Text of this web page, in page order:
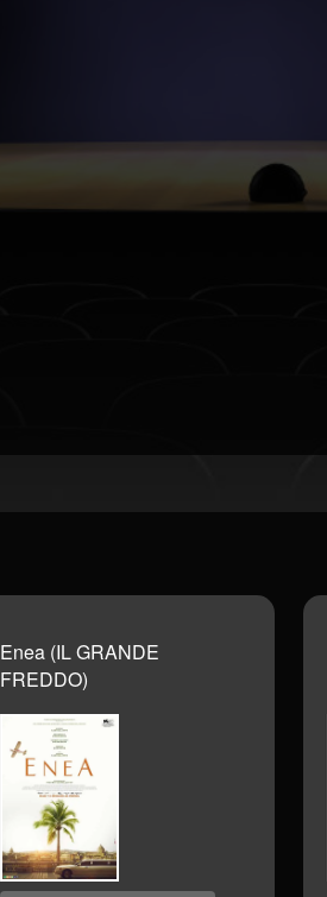
Enea (IL GRANDE
FREDDO)